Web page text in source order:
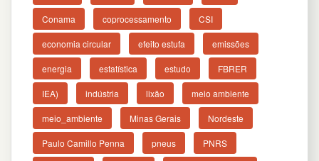
Conama coprocessamento CSI
economia circular efeito estufa emissões
energia estatística estudo FBRER
IEA) indústria lixão meio ambiente
meio_ambiente Minas Gerais Nordeste
Paulo Camillo Penna pneus PNRS